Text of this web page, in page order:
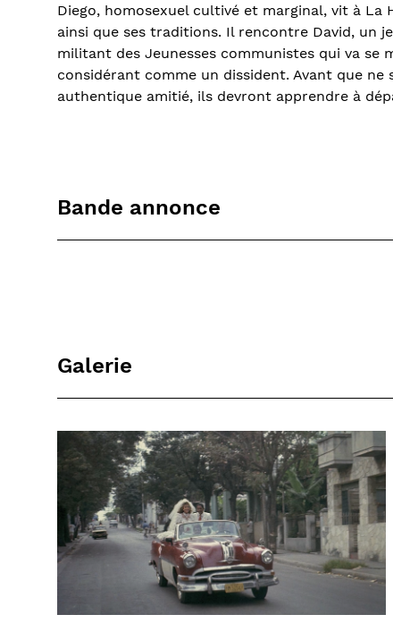
Diego, homosexuel cultivé et marginal, vit à La
ainsi que ses traditions. Il rencontre David, un
militant des Jeunesses communistes qui va se
considérant comme un dissident. Avant que ne
authentique amitié, ils devront apprendre à
Bande annonce
Galerie